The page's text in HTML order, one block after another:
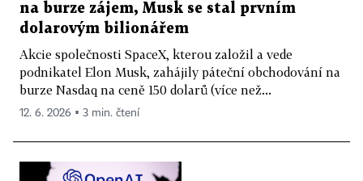
na burze zájem, Musk se stal prvním
dolarovým bilionářem
Akcie společnosti SpaceX, kterou založil a vede
podnikatel Elon Musk, zahájily páteční obchodování na
burze Nasdaq na ceně 150 dolarů (více než...
12. 6. 2026 ▪ 3 min. čtení